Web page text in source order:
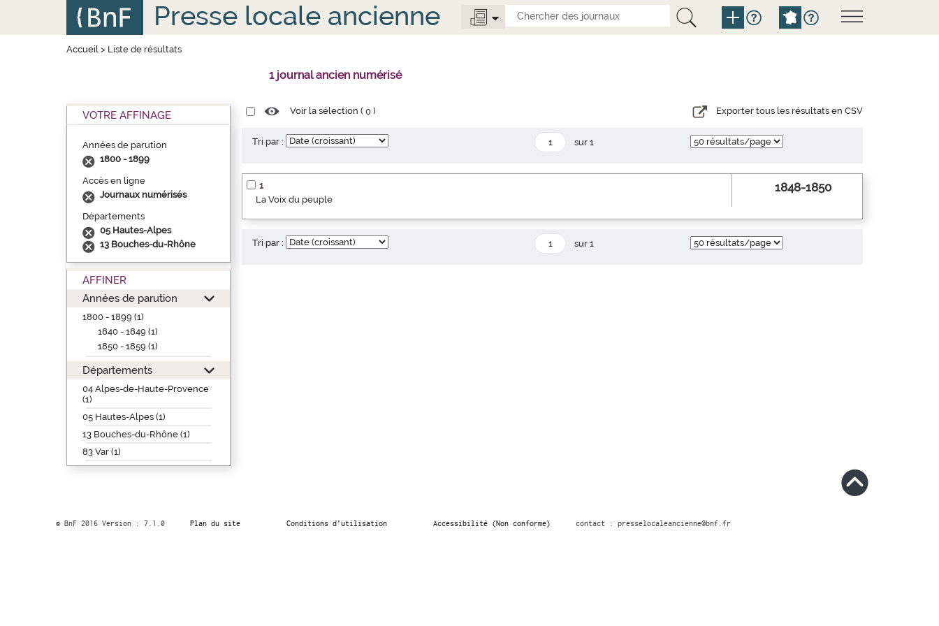
Presse locale ancienne
Accueil> Liste de résultats
1 journal ancien numérisé
VOTRE AFFINAGE
Années de parution
1800 - 1899
Accès en ligne
Journaux numérisés
Départements
05 Hautes-Alpes
13 Bouches-du-Rhône
AFFINER
Années de parution
1800 - 1899 (1)
1840 - 1849 (1)
1850 - 1859 (1)
Départements
04 Alpes-de-Haute-Provence
(1)
05 Hautes-Alpes (1)
13 Bouches-du-Rhône (1)
83 Var (1)
Voir la sélection (0 ) Exporter tous les résultats en CSV
Tri par : sur 1
1
La Voix du peuple
1848-1850
Tri par : sur 1
© BnF 2016 Version : 7.1.0 Plan du site Conditions d’utilisation Accessibilité (Non conforme) contact : presselocaleancienne@bnf.fr
Panneau de gestion des cookies